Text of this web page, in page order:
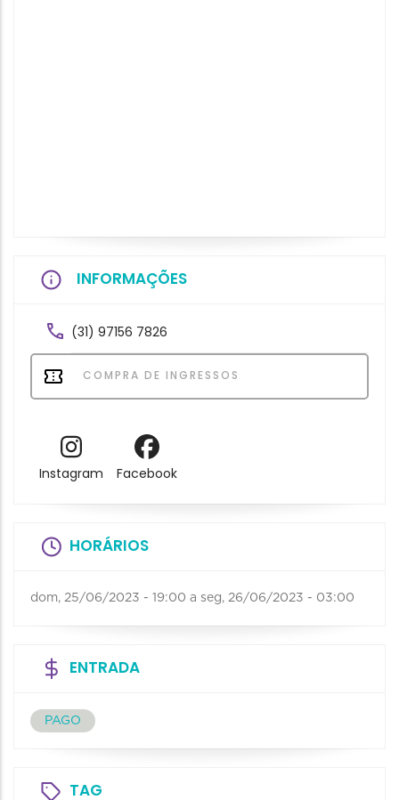
INFORMAÇÕES
(31) 97156 7826
COMPRA DE INGRESSOS
Instagram Facebook
HORÁRIOS
dom, 25/06/2023 - 19:00 a seg, 26/06/2023 - 03:00
ENTRADA
PAGO
TAG